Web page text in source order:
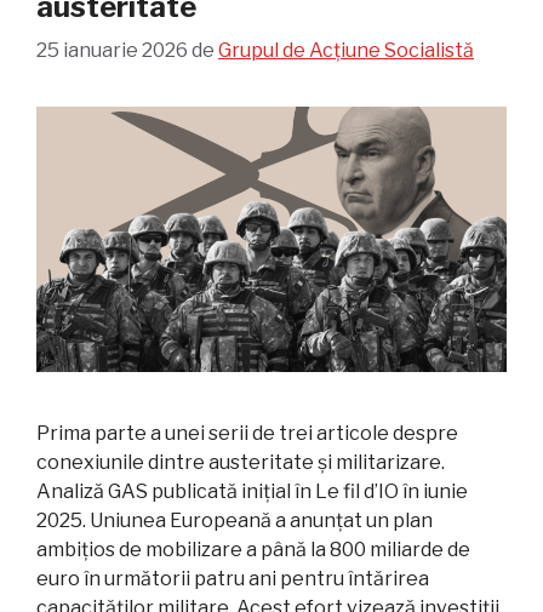
austeritate
25 ianuarie 2026 de Grupul de Acțiune Socialistă
Prima parte a unei serii de trei articole despre
conexiunile dintre austeritate și militarizare.
Analiză GAS publicată inițial în Le fil d’IO în iunie
2025. Uniunea Europeană a anunțat un plan
ambițios de mobilizare a până la 800 miliarde de
euro în următorii patru ani pentru întărirea